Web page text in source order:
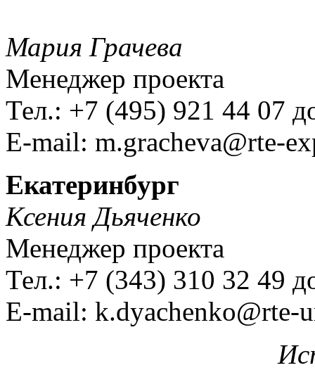
Мария Грачева
Менеджер проекта
Тел.: +7 (495) 921 44 07
E-mail:
Екатеринбург
Ксения Дьяченко
Менеджер проекта
Тел.: +7 (343) 310 32 49
E-mail: